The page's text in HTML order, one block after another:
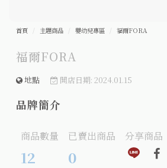
首頁 主題商品 嬰幼兒專區 福爾FORA
福爾FORA
地點 開店日期: 2024.01.15
品牌簡介
商品數量
12
已賣出商品
0
分享商品
分享到